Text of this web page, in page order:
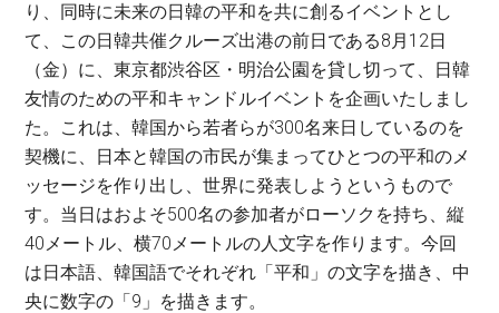
り、同時に未来の日韓の平和を共に創るイベントとし
て、この日韓共催クルーズ出港の前日である8月12日
（金）に、東京都渋谷区・明治公園を貸し切って、日韓
友情のための平和キャンドルイベントを企画いたしまし
た。これは、韓国から若者らが300名来日しているのを
契機に、日本と韓国の市民が集まってひとつの平和のメ
ッセージを作り出し、世界に発表しようというもので
す。当日はおよそ500名の参加者がローソクを持ち、縦
40メートル、横70メートルの人文字を作ります。今回
は日本語、韓国語でそれぞれ「平和」の文字を描き、中
央に数字の「9」を描きます。